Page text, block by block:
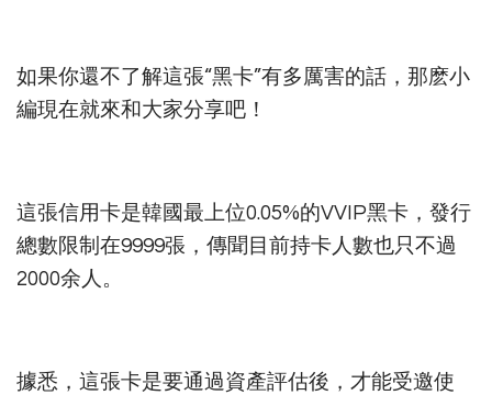
如果你還不了解這張“黑卡”有多厲害的話，那麽小
編現在就來和大家分享吧！
這張信用卡是韓國最上位0.05%的VVIP黑卡，發行
總數限制在9999張，傳聞目前持卡人數也只不過
2000余人。
據悉，這張卡是要通過資產評估後，才能受邀使